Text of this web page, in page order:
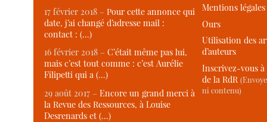
17 février 2018 –Pour cette annonce qui
date, j’ai changé d’adresse mail :
contact : (…)
16 février 2018 –C’était même pas lui,
mais c’est tout comme : c’est Aurélie
Filipetti qui a (…)
29 août 2017 –Encore un grand merci à
la Revue des Ressources, à Louise
Desrenards et (…)
Mentions légales
Ours
Utilisation des
d’auteurs
Inscrivez-vous
de la RdR
ni contenu)